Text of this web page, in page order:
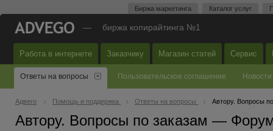
Биржа маркетинга Каталог услуг
— биржа копирайтинга №1
Работа в интернете Заказчику Магазин статей Сервис
Ответы на вопросы Пользовательское соглашение Новости
Адвего Помощь и поддержка Ответы на вопросы Автору. Вопросы
Автору. Вопросы по заказам —